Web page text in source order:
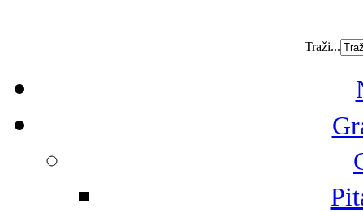
Traži...